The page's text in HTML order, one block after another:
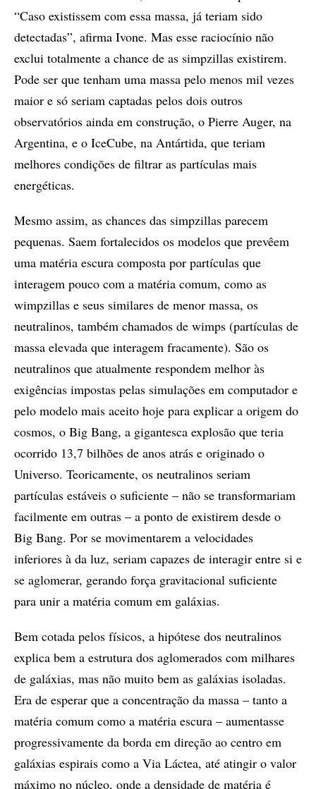
“Caso existissem com essa massa, já teriam sido
detectadas”, afirma Ivone. Mas esse raciocínio não
exclui totalmente a chance de as simpzillas existirem.
Pode ser que tenham uma massa pelo menos mil vezes
maior e só seriam captadas pelos dois outros
observatórios ainda em construção, o Pierre Auger, na
Argentina, e o IceCube, na Antártida, que teriam
melhores condições de filtrar as partículas mais
energéticas.
Mesmo assim, as chances das simpzillas parecem
pequenas. Saem fortalecidos os modelos que prevêem
uma matéria escura composta por partículas que
interagem pouco com a matéria comum, como as
wimpzillas e seus similares de menor massa, os
neutralinos, também chamados de wimps (partículas de
massa elevada que interagem fracamente). São os
neutralinos que atualmente respondem melhor às
exigências impostas pelas simulações em computador e
pelo modelo mais aceito hoje para explicar a origem do
cosmos, o Big Bang, a gigantesca explosão que teria
ocorrido 13,7 bilhões de anos atrás e originado o
Universo. Teoricamente, os neutralinos seriam
partículas estáveis o suficiente – não se transformariam
facilmente em outras – a ponto de existirem desde o
Big Bang. Por se movimentarem a velocidades
inferiores à da luz, seriam capazes de interagir entre si e
se aglomerar, gerando força gravitacional suficiente
para unir a matéria comum em galáxias.
Bem cotada pelos físicos, a hipótese dos neutralinos
explica bem a estrutura dos aglomerados com milhares
de galáxias, mas não muito bem as galáxias isoladas.
Era de esperar que a concentração da massa – tanto a
matéria comum como a matéria escura – aumentasse
progressivamente da borda em direção ao centro em
galáxias espirais como a Via Láctea, até atingir o valor
máximo no núcleo, onde a densidade de matéria é